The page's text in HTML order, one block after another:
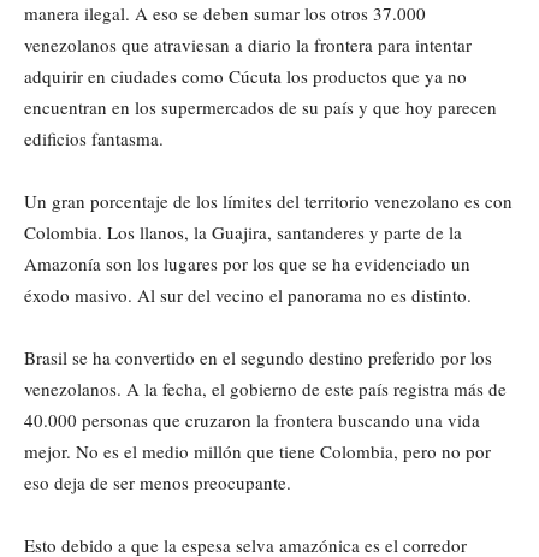
manera ilegal. A eso se deben sumar los otros 37.000
venezolanos que atraviesan a diario la frontera para intentar
adquirir en ciudades como Cúcuta los productos que ya no
encuentran en los supermercados de su país y que hoy parecen
edificios fantasma.
Un gran porcentaje de los límites del territorio venezolano es con
Colombia. Los llanos, la Guajira, santanderes y parte de la
Amazonía son los lugares por los que se ha evidenciado un
éxodo masivo. Al sur del vecino el panorama no es distinto.
Brasil se ha convertido en el segundo destino preferido por los
venezolanos. A la fecha, el gobierno de este país registra más de
40.000 personas que cruzaron la frontera buscando una vida
mejor. No es el medio millón que tiene Colombia, pero no por
eso deja de ser menos preocupante.
Esto debido a que la espesa selva amazónica es el corredor